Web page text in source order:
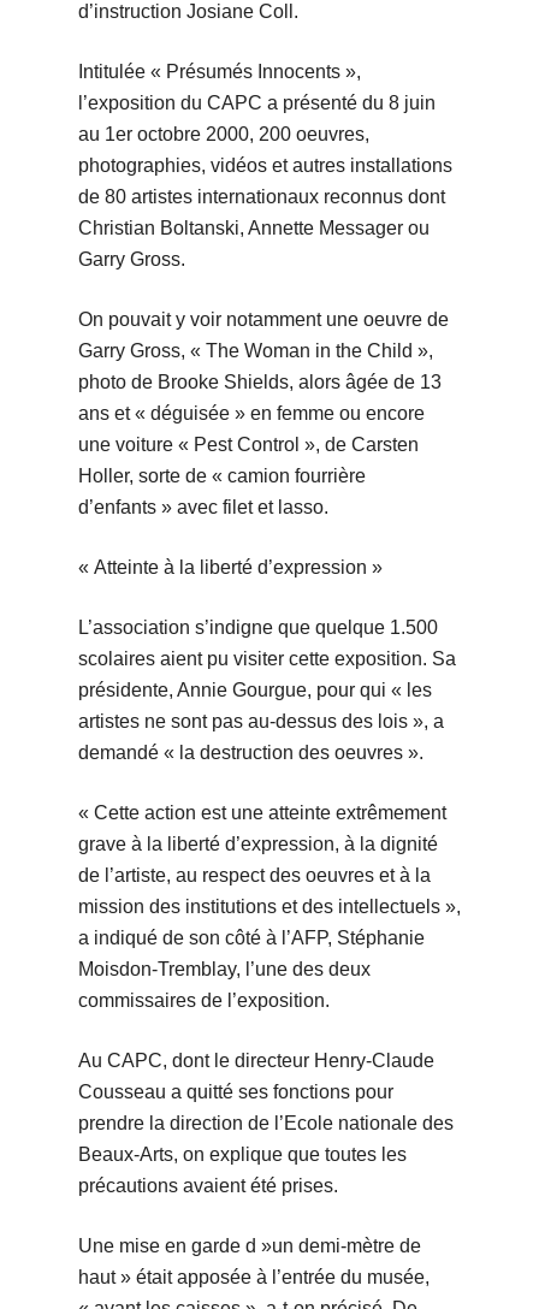
d’instruction Josiane Coll.
Intitulée « Présumés Innocents »,
l’exposition du CAPC a présenté du 8 juin
au 1er octobre 2000, 200 oeuvres,
photographies, vidéos et autres installations
de 80 artistes internationaux reconnus dont
Christian Boltanski, Annette Messager ou
Garry Gross.
On pouvait y voir notamment une oeuvre de
Garry Gross, « The Woman in the Child »,
photo de Brooke Shields, alors âgée de 13
ans et « déguisée » en femme ou encore
une voiture « Pest Control », de Carsten
Holler, sorte de « camion fourrière
d’enfants » avec filet et lasso.
« Atteinte à la liberté d’expression »
L’association s’indigne que quelque 1.500
scolaires aient pu visiter cette exposition. Sa
présidente, Annie Gourgue, pour qui « les
artistes ne sont pas au-dessus des lois », a
demandé « la destruction des oeuvres ».
« Cette action est une atteinte extrêmement
grave à la liberté d’expression, à la dignité
de l’artiste, au respect des oeuvres et à la
mission des institutions et des intellectuels »,
a indiqué de son côté à l’AFP, Stéphanie
Moisdon-Tremblay, l’une des deux
commissaires de l’exposition.
Au CAPC, dont le directeur Henry-Claude
Cousseau a quitté ses fonctions pour
prendre la direction de l’Ecole nationale des
Beaux-Arts, on explique que toutes les
précautions avaient été prises.
Une mise en garde d »un demi-mètre de
haut » était apposée à l’entrée du musée,